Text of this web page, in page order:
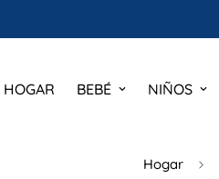
HOGAR BEBÉ NIÑOS
Hogar